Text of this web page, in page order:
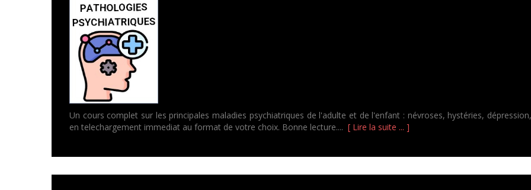
Un cours complet sur les principales maladies psychiatriques de l'adulte et de l'enfant : névroses, hystéries,
en telechargement immediat au format de votre choix. Bonne lecture.... [ Lire la suite ... ]